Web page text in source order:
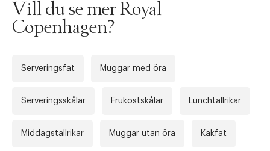
Vill du se mer Royal
Copenhagen?
Serveringsfat Muggar med öra
Serveringsskålar Frukostskålar Lunchtallrikar
Middagstallrikar Muggar utan öra Kakfat